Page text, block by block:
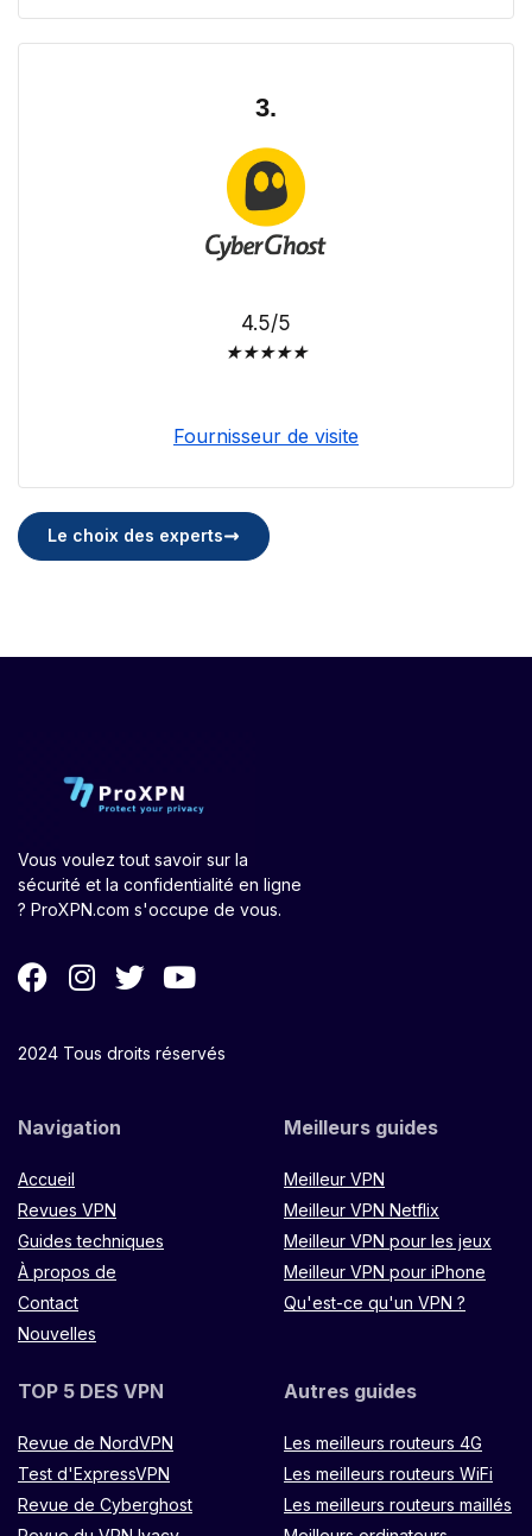
3.
4.5/5
★★★★★
Fournisseur de visite
Le choix des experts
Vous voulez tout savoir sur la
sécurité et la confidentialité en ligne
? ProXPN.com s'occupe de vous.
2024 Tous droits réservés
Navigation
Accueil
Revues VPN
Guides techniques
À propos de
Contact
Nouvelles
Meilleurs guides
Meilleur VPN
Meilleur VPN Netflix
Meilleur VPN pour les jeux
Meilleur VPN pour iPhone
Qu'est-ce qu'un VPN ?
TOP 5 DES VPN
Revue de NordVPN
Test d'ExpressVPN
Revue de Cyberghost
Autres guides
Les meilleurs routeurs 4G
Les meilleurs routeurs WiFi
Les meilleurs routeurs maillés